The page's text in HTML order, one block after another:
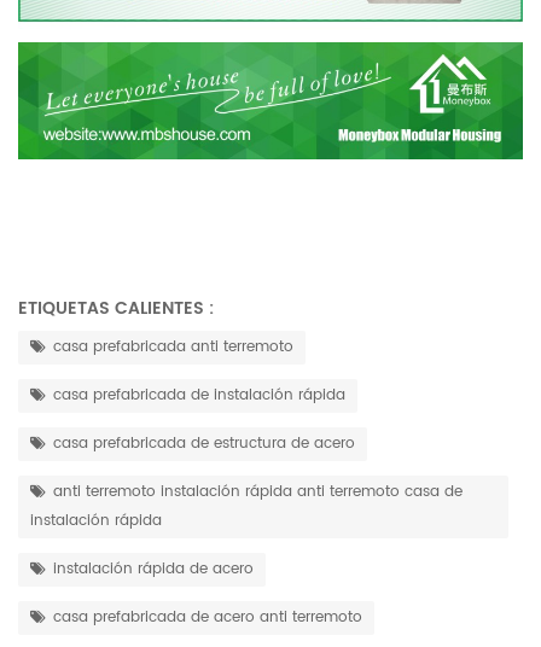
ETIQUETAS CALIENTES :
casa prefabricada anti terremoto
casa prefabricada de instalación rápida
casa prefabricada de estructura de acero
anti terremoto instalación rápida anti terremoto casa de
instalación rápida
instalación rápida de acero
casa prefabricada de acero anti terremoto